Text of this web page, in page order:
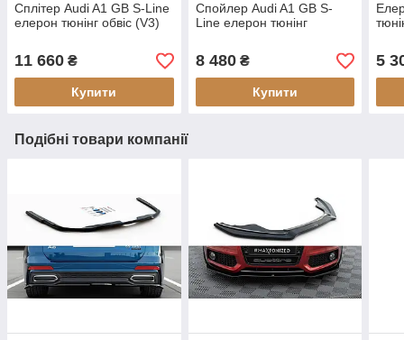
Сплітер Audi A1 GB S-Line
елерон тюнінг обвіс (V3)
11 660 ₴
Купити
Спойлер Audi A1 GB S-
Line елерон тюнінг
8 480₴
Купити
5
Подібні товари компанії